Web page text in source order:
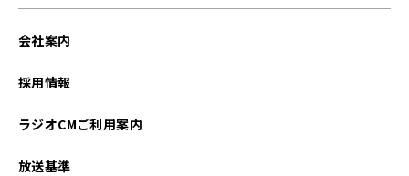
会社案内
採用情報
ラジオCMご利用案内
放送基準